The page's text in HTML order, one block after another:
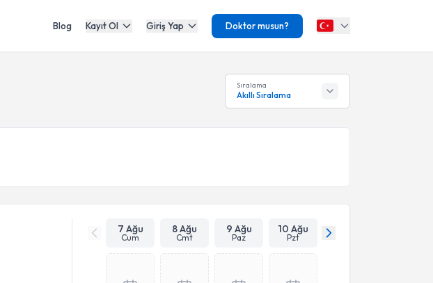
Blog Kayıt Ol Giriş Yap Doktor musun?
Sıralama
Akıllı Sıralama
7 Ağu
Cum
8 Ağu
Cmt
9 Ağu
Paz
10 Ağu
Pzt